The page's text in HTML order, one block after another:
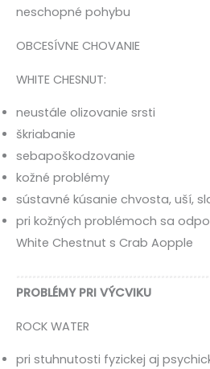
neschopné pohybu
OBCESÍVNE CHOVANIE
WHITE CHESNUT:
neustále olizovanie srsti
škriabanie
sebapoškodzovanie
kožné problémy
sústavné kúsanie chvosta, uší,
pri kožných problémoch sa
White Chestnut s Crab Aopple
PROBLÉMY PRI VÝCVIKU
ROCK WATER
pri stuhnutosti fyzickej aj